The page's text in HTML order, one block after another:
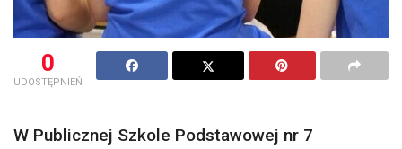
0
UDOSTĘPNIEŃ
W Publicznej Szkole Podstawowej nr 7